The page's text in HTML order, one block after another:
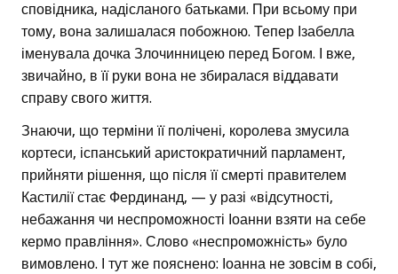
сповідника, надісланого батьками. При всьому при
тому, вона залишалася побожною. Тепер Ізабелла
іменувала дочка Злочинницею перед Богом. І вже,
звичайно, в її руки вона не збиралася віддавати
справу свого життя.
Знаючи, що терміни її полічені, королева змусила
кортеси, іспанський аристократичний парламент,
прийняти рішення, що після її смерті правителем
Кастилії стає Фердинанд, — у разі «відсутності,
небажання чи неспроможності Іоанни взяти на себе
кермо правління». Слово «неспроможність» було
вимовлено. І тут же пояснено: Іоанна не зовсім в собі,